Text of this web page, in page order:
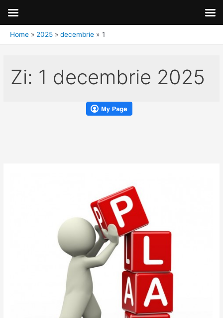
Home 2025 decembrie 1
Zi: 1 decembrie 2025